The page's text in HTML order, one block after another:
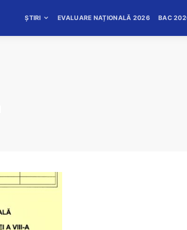
ȘTIRI EVALUARE NAȚIONALĂ 2026 BAC